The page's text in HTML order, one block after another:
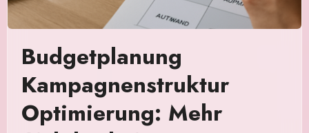
Budgetplanung
Kampagnenstruktur
Optimierung: Mehr